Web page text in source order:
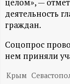
ф
о
р
деятельность
граждан.
Соцопрос
нем приняли
Крым